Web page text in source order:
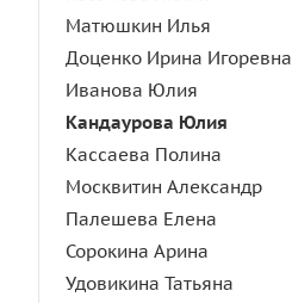
Матюшкин Илья
Доценко Ирина Игоревна
Иванова Юлия
Кандаурова Юлия
Кассаева Полина
Москвитин Александр
Палешева Елена
Сорокина Арина
Удовикина Татьяна